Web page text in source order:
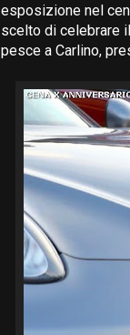
esposizione nel
scelto di celebrare
pesce a Carlino,